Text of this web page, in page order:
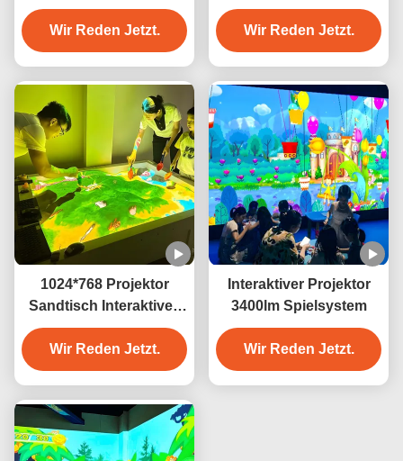
Projektionsspiel
Wir Reden Jetzt.
Bodenprojektor
Bodenprojektion Spiel
für Kinder
Wir Reden Jetzt.
1024*768 Projektor
Sandtisch Interaktives
Projektionsspiel 3400
Lumens
Wir Reden Jetzt.
Interaktiver Projektor
3400lm Spielsystem
Wir Reden Jetzt.